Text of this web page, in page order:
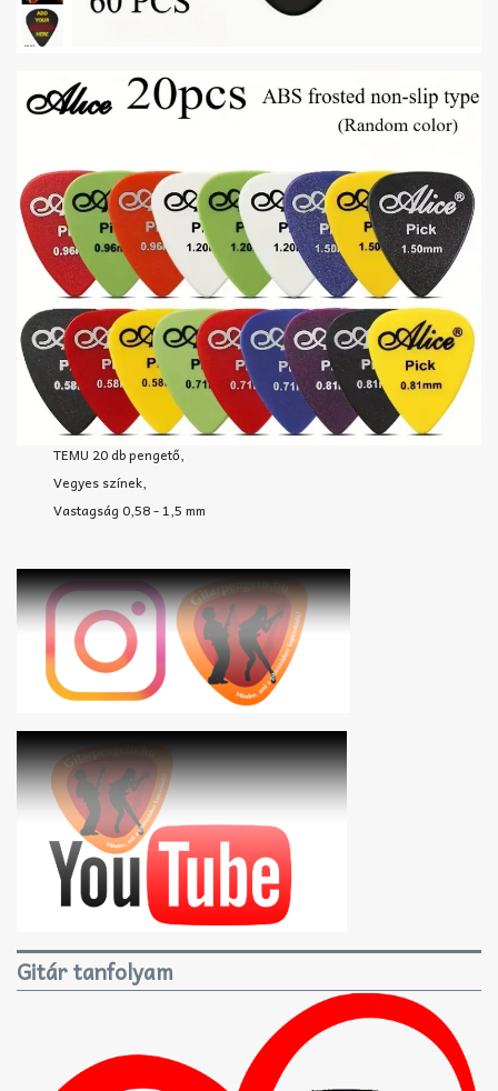
TEMU 20 db pengető,
Vegyes színek,
Vastagság 0,58 - 1,5 mm
Gitár tanfolyam